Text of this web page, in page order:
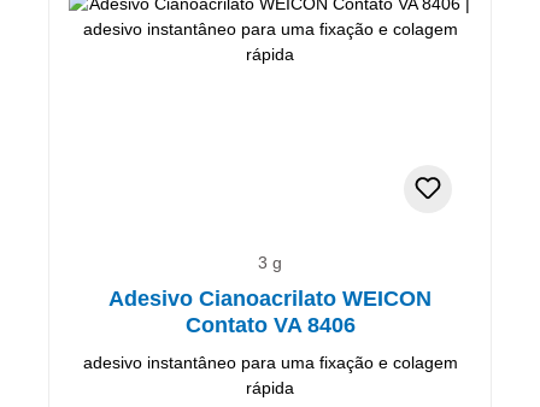
3 g
Adesivo Cianoacrilato WEICON
Contato VA 8406
adesivo instantâneo para uma fixação e colagem
rápida